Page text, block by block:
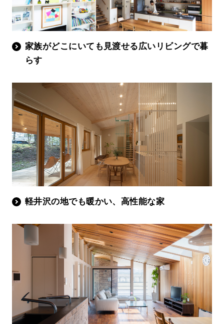
家族がどこにいても見渡せる広いリビングで暮
らす
軽井沢の地でも暖かい、高性能な家